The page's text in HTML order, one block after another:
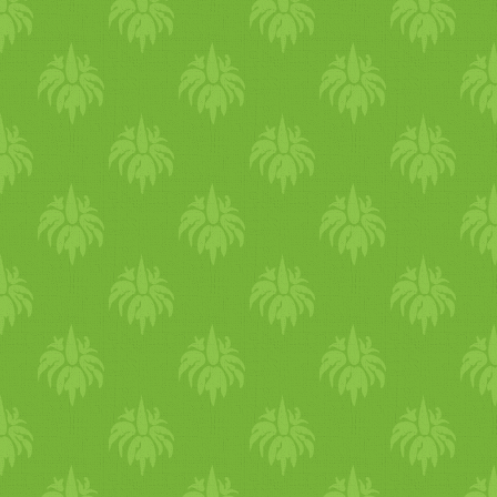
(Horváth Ilona-féle)
darázsfészek. Persze,
szerencsénk van, mert a
malmot nyáron 20 euroért
vettük a bolhapiac
on - nem
működött tök élet esen, Ali
csinálta meg, nagyon
fantasztikus
lett, egészen